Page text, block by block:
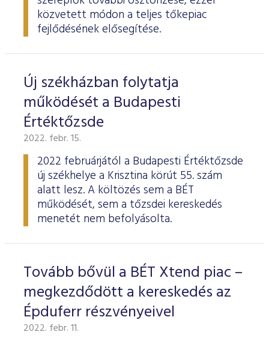
közvetett módon a teljes tőkepiac
fejlődésének elősegítése.
Új székházban folytatja
működését a Budapesti
Értéktőzsde
2022. febr. 15.
2022 februárjától a Budapesti Értéktőzsde
új székhelye a Krisztina körút 55. szám
alatt lesz. A költözés sem a BÉT
működését, sem a tőzsdei kereskedés
menetét nem befolyásolta.
Tovább bővül a BÉT Xtend piac –
megkezdődött a kereskedés az
Épduferr részvényeivel
2022. febr. 11.